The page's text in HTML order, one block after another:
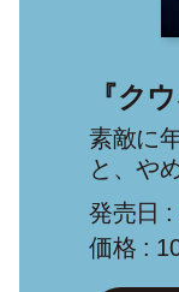
『ク
素敵に
と、や
発売日 :
価格 :